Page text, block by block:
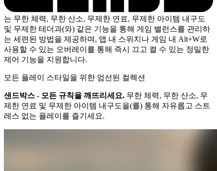
는 무한 체력, 무한 산소, 무제한 연료, 무제한 아이템 내구도
및 무제한 테더과(와) 같은 기능을 통해 게임 밸런스를 관리하
는 세련된 방법을 제공하며, 앱 내 스위치나 게임 내 Alt+W로
사용할 수 있는 오버레이를 통해 즉시 끄고 켤 수 있는 정밀한
제어 기능을 지원합니다.
모든 플레이 스타일을 위한 엄선된 컬렉션
샌드박스 - 모든 규칙을 깨뜨리세요. 무한 체력, 무한 산소, 무
제한 연료 및 무제한 아이템 내구도을(를) 통해 자유롭고 스트
레스 없는 플레이를 즐기세요.